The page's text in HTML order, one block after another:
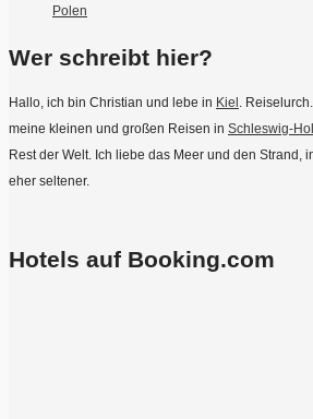
Polen
Wer schreibt hier?
Hallo, ich bin Christian und lebe in Kiel .
meine kleinen und großen Reisen in Schleswig-
Rest der Welt. Ich liebe das Meer und den Strand,
eher seltener.
Hotels auf Booking.com